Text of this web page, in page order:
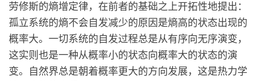
劳修斯的熵增定律，在前者的基础之上开拓性地提出：
孤立系统的熵不会自发减少的原因是熵高的状态出现的
概率大。一切系统的自发过程总是从有序向无序演变，
这实则也是一种从概率小的状态向概率大的状态的演
变。自然界总是朝着概率更大的方向发展，这是热力学